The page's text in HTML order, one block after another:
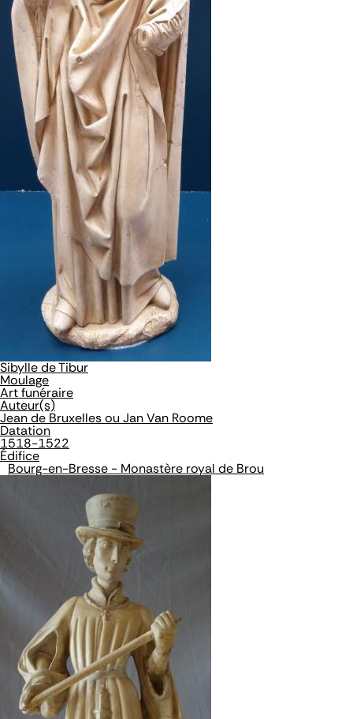
Sibylle de Tibur
Moulage
Art funéraire
Auteur(s)
Jean de Bruxelles ou Jan Van Roome
Datation
1518-1522
Édifice
Bourg-en-Bresse - Monastère royal de Brou